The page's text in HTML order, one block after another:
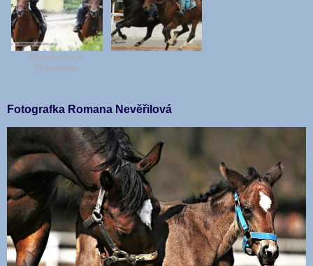
Monarcho a
Poinsettia
Fotografka Romana Nevěřilová